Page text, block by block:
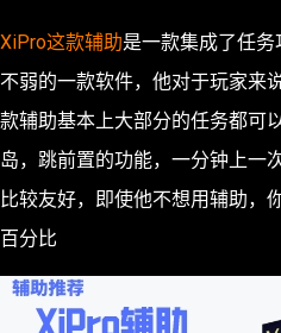
XiPro这款辅助是一款集成了任
不弱的一款软件，他对于玩家来
款辅助基本上大部分的任务都可
岛，跳前置的功能，一分钟上一
比较友好，即使他不想用辅助，
百分比